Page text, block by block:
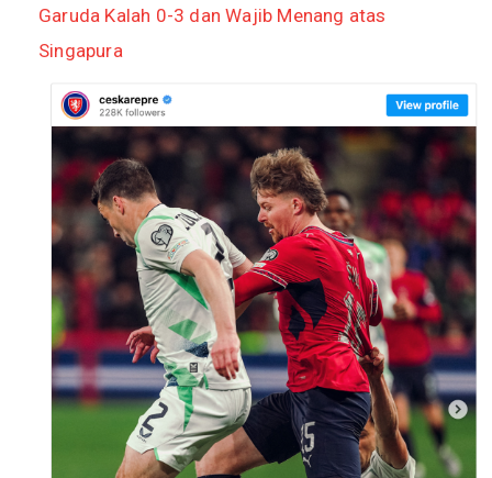
Garuda Kalah 0-3 dan Wajib Menang atas
Singapura